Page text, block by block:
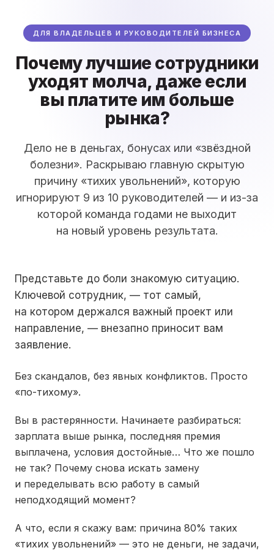
ДЛЯ ВЛАДЕЛЬЦЕВ И РУКОВОДИТЕЛЕЙ БИЗНЕСА
Почему лучшие сотрудники
уходят молча, даже если
вы платите им больше
рынка?
Дело не в деньгах, бонусах или «звёздной
болезни». Раскрываю главную скрытую
причину «тихих увольнений», которую
игнорируют 9 из 10 руководителей — и из-за
которой команда годами не выходит
на новый уровень результата.
Представьте до боли знакомую ситуацию.
Ключевой сотрудник, — тот самый,
на котором держался важный проект или
направление, — внезапно приносит вам
заявление.
Без скандалов, без явных конфликтов. Просто
«по-тихому».
Вы в растерянности. Начинаете разбираться:
зарплата выше рынка, последняя премия
выплачена, условия достойные… Что же пошло
не так? Почему снова искать замену
и переделывать всю работу в самый
неподходящий момент?
А что, если я скажу вам: причина 80% таких
«тихих увольнений» — это не деньги, не задачи,